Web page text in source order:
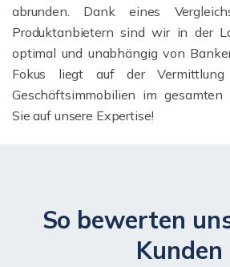
abrunden. Dank eines
Produktanbietern sind wir in der
optimal und unabhängig von
Fokus liegt auf der
Geschäftsimmobilien im gesamten
Sie auf unsere Expertise!
So bewerten
Kunden